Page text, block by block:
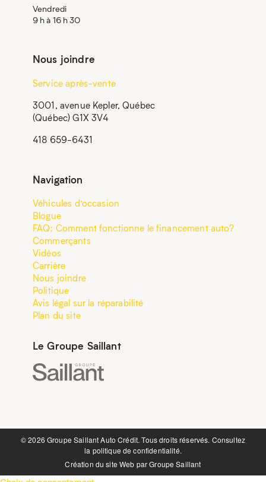
Vendredi
9 h à 16 h 30
Nous joindre
Service après-vente
3001, avenue Kepler, Québec
(Québec) G1X 3V4
418 659-6431
Navigation
Véhicules d’occasion
Blogue
FAQ: Comment fonctionne le financement auto?
Commerçants
Vidéos
Carrière
Nous joindre
Politique
Avis légal sur la réparabilité
Plan du site
Le Groupe Saillant
©️ 2026 Groupe Saillant Auto Crédit. Tous droits réservés. Consultez
la politique de confidentialité.
Création du site Web parGroupe Saillant